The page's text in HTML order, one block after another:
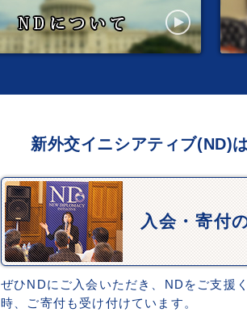
新外交イニシアティブ(ND)
入会・寄付
ぜひNDにご入会いただき、NDをご支援
時、ご寄付も受け付けています。